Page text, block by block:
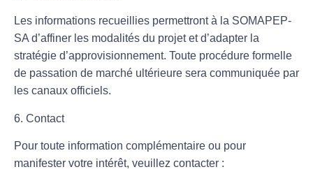
Les informations recueillies permettront à la SOMAPEP-
SA d’affiner les modalités du projet et d’adapter la
stratégie d’approvisionnement. Toute procédure formelle
de passation de marché ultérieure sera communiquée par
les canaux officiels.
6. Contact
Pour toute information complémentaire ou pour
manifester votre intérêt, veuillez contacter :